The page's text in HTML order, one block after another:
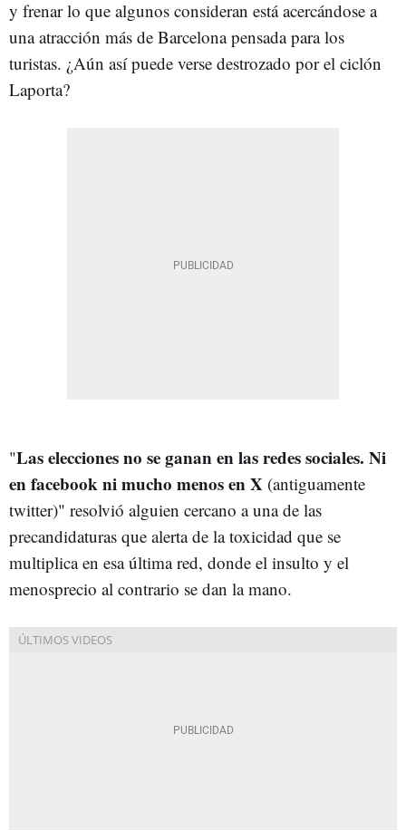
y frenar lo que algunos consideran está acercándose a
una atracción más de Barcelona pensada para los
turistas. ¿Aún así puede verse destrozado por el ciclón
Laporta?
"Las elecciones no se ganan en las redes sociales. Ni
en facebook ni mucho menos en X (antiguamente
twitter)" resolvió alguien cercano a una de las
precandidaturas que alerta de la toxicidad que se
multiplica en esa última red, donde el insulto y el
menosprecio al contrario se dan la mano.